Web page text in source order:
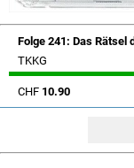
Folge 241: Das Rätsel
TKKG
CHF 10.90